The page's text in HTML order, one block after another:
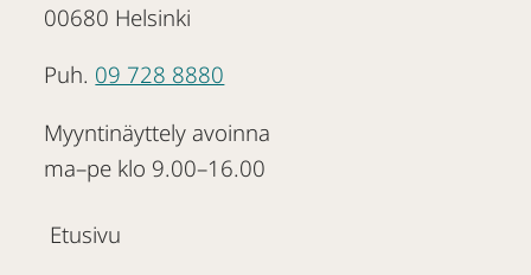
00680 Helsinki
Puh. 09 728 8880
Myyntinäyttely avoinna
ma–pe klo 9.00–16.00
Etusivu